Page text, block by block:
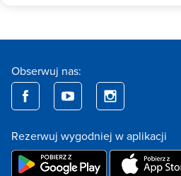
Obserwuj nas:
Rezerwuj wygodniej w aplikacji